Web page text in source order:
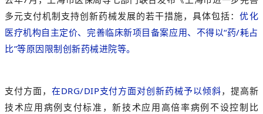
多元支付机制支持创新药械发展的若干措施，具体包括：优化
医疗机构自主定价、完善临床新项目备案应用、不得以“药/耗占
比”等原因限制创新药械进院等。
支付方面， 在DRG/DIP支付方面对创新药械予以倾斜，提高新
技术应用病例支付标准，新技术应用高倍率病例不设控制比